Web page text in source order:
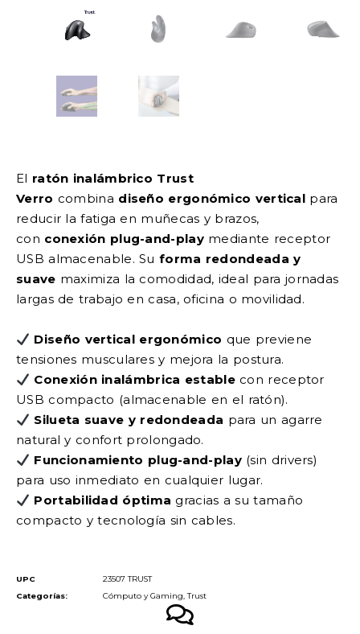
El ratón inalámbrico Trust
Verro combina diseño ergonómico vertical para
reducir la fatiga en muñecas y brazos,
con conexión plug-and-playmediante receptor
USB almacenable. Suforma redondeada y
suave maximiza la comodidad, ideal para jornadas
largas de trabajo en casa, oficina o movilidad.
Diseño vertical ergonómico que previene
tensiones musculares y mejora la postura.
Conexión inalámbrica establecon receptor
USB compacto (almacenable en el ratón).
Silueta suave y redondeada para un agarre
natural y confort prolongado.
Funcionamiento plug-and-play(sin drivers)
para uso inmediato en cualquier lugar.
Portabilidad óptima gracias a su tamaño
compacto y tecnología sin cables.
UPC
23507 TRUST
Categorías:
Cómputo y Gaming,Trust